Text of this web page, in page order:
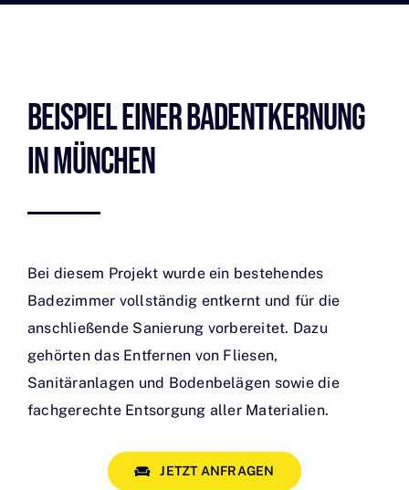
Beispiel Einer Badentkernung
In München
Bei diesem Projekt wurde ein bestehendes
Badezimmer vollständig entkernt und für die
anschließende Sanierung vorbereitet. Dazu
gehörten das Entfernen von Fliesen,
Sanitäranlagen und Bodenbelägen sowie die
fachgerechte Entsorgung aller Materialien.
JETZT ANFRAGEN